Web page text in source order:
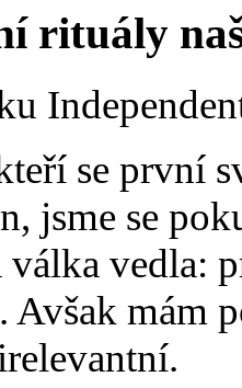
rituály
se první
jsme se
vedla:
Avšak mám